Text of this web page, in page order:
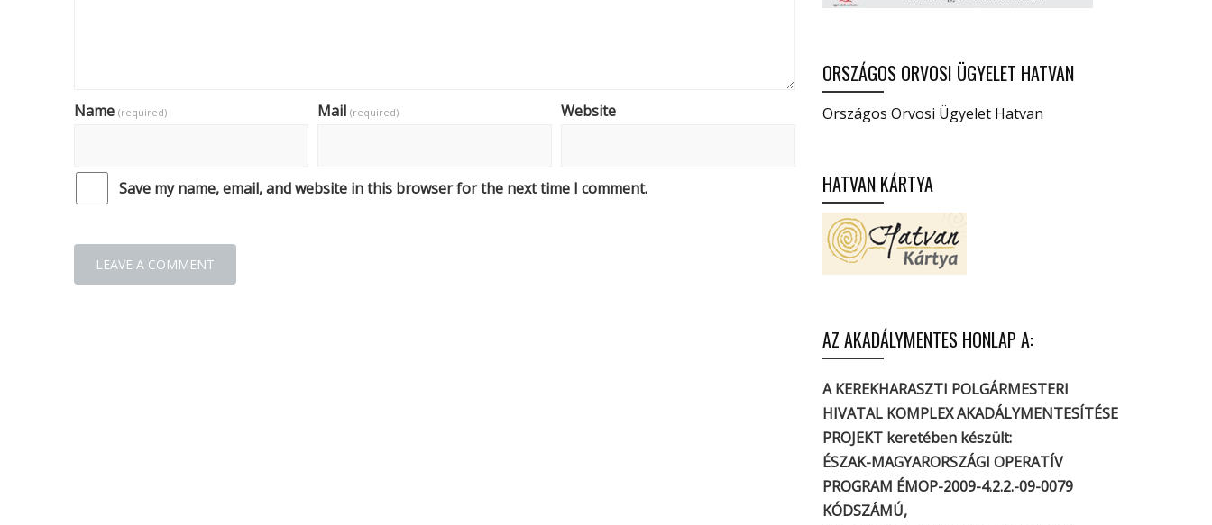
Name (required) Mail (required) Website
Save my name, email, and website in this browser for the next time I comment.
ORSZÁGOS ORVOSI ÜGYELET HATVAN
Országos Orvosi Ügyelet Hatvan
HATVAN KÁRTYA
AZ AKADÁLYMENTES HONLAP A:
A KEREKHARASZTI POLGÁRMESTERI
HIVATAL KOMPLEX AKADÁLYMENTESÍTÉSE
PROJEKT keretében készült:
ÉSZAK-MAGYARORSZÁGI OPERATÍV
PROGRAM ÉMOP-2009-4.2.2.-09-0079
KÓDSZÁMÚ,